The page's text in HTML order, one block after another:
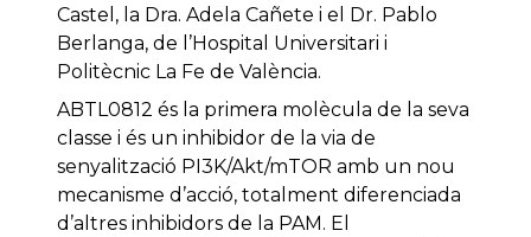
Castel, la Dra. Adela Cañete i el Dr. Pablo
Berlanga, de l’Hospital Universitari i
Politècnic La Fe de València.
ABTL0812 és la primera molècula de la seva
classe i és un inhibidor de la via de
senyalització PI3K/Akt/mTOR amb un nou
mecanisme d’acció, totalment diferenciada
d’altres inhibidors de la PAM. El